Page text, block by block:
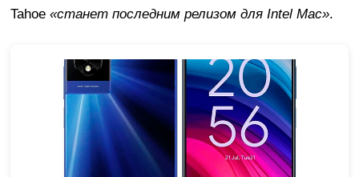
Tahoe «станет последним релизом для Intel Mac».